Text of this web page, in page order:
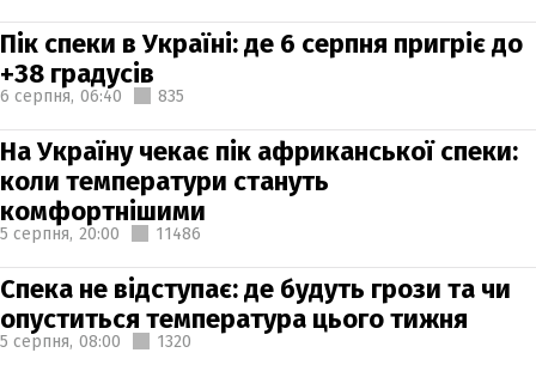
Пік спеки в Україні: де 6 серпня пригріє до
+38 градусів
6 серпня, 06:40 835
На Україну чекає пік африканської спеки:
коли температури стануть
комфортнішими
5 серпня, 20:00 11486
Спека не відступає: де будуть грози та чи
опуститься температура цього тижня
5 серпня, 08:00 1320